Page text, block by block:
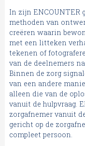
In zijn ENCOUNTER
methoden van
creëren waarin
met een litteken
tekenen of
van de deelnemers
Binnen de zorg
van een andere
alleen die van de
vanuit de hulpvraag.
zorgafnemer vanuit
gericht op de
compleet persoon.